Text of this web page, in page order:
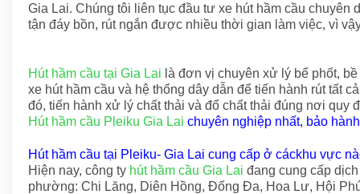
Gia Lai. Chúng tôi liên tục đầu tư xe hút hầm cầu chuyên
tận đáy bồn, rút ngắn được nhiều thời gian làm việc, vì
Hút hầm cầu tại Gia Lai là đơn vị chuyên xử lý bể phốt,
xe hút hầm cầu và hệ thống dây dẫn để tiến hành rút tất
đó, tiến hành xử lý chất thải và đổ chất thải đúng nơi quy
Hút hầm cầu Pleiku Gia Lai chuyên nghiệp nhất, bảo
Hút hầm cầu tại Pleiku- Gia Lai cung cấp ở cáckhu vực
Hiện nay, công ty hút hầm cầu Gia Lai đang cung cấp
phường: Chi Lăng, Diên Hồng, Đống Đa, Hoa Lư, Hội